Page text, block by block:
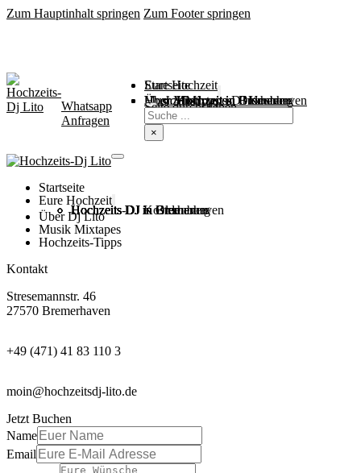
Zum Hauptinhalt springen Zum Footer springen
Startseite
Eure Hochzeit
Hochzeit in Bremen
Hochzeit in Bremerhaven
Hochzeit in Cuxhaven
Hochzeit in Oldenburg
Hochzeits-DJ Kosten
Über Mich
Music / Mixtapes
Hochzeitstipps
Seite durchsuchen
Suchen
×
Whatsapp
Anfragen
Startseite
Eure Hochzeit
Hochzeits DJ in Bremen
Hochzeits DJ in Bremerhaven
Hochzeits DJ in Cuxhaven
Hochzeits DJ in Oldenburg
Hochzeits-DJ Kosten
Über Dj Lito
Musik Mixtapes
Hochzeits-Tipps
Kontakt
Stresemannstr. 46
27570 Bremerhaven
+49 (471) 41 83 110 3
moin@hochzeitsdj-lito.de
Jetzt Buchen
Name
Email